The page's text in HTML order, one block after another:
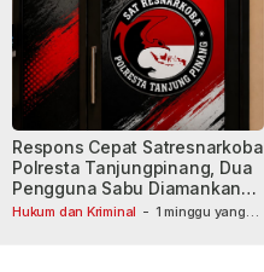
Hukum dan Kriminal - 1 minggu yang
Respons Cepat Satresnarkoba
Polresta Tanjungpinang, Dua
Pengguna Sabu Diamankan
Usai Dilaporkan ke Call Center